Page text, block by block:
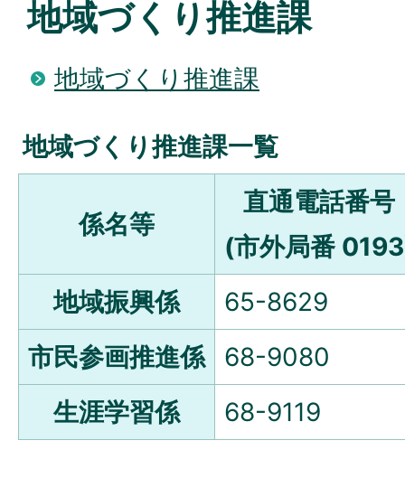
地域づくり推進課
地域づくり推進課
地域づくり推進課一覧
係名等
直通電話番号
(市外局番
地域振興係
65-8629
市民参画推進係
68-9080
生涯学習係
68-9119